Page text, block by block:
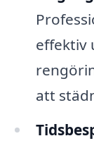
effektiv
att